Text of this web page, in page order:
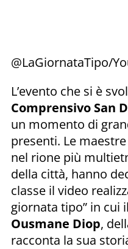
@LaGiornataTipo/
L’evento che si è
Comprensivo San
un momento di
presenti. Le
nel rione più
della città, hanno
classe il video
giornata tipo” in cui
Ousmane Diop,
racconta la sua